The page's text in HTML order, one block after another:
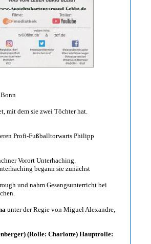
Bonn
mit dem sie zwei Töchter hat.
Profi-Fußballtorwarts Philipp
Vorort Unterhaching.
begann sie zunächst
und nahm Gesangsunterricht bei
unter der Regie von Miguel Alexandre,
(Rolle: Charlotte) Hauptrolle: